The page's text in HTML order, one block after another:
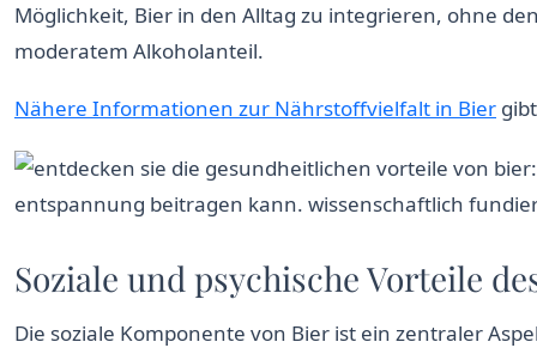
Möglichkeit, Bier in den Alltag zu integrieren, ohne
moderatem Alkoholanteil.
Nähere Informationen zur Nährstoffvielfalt in Bier
Soziale und psychische Vorteile
Die soziale Komponente von Bier ist ein zentraler